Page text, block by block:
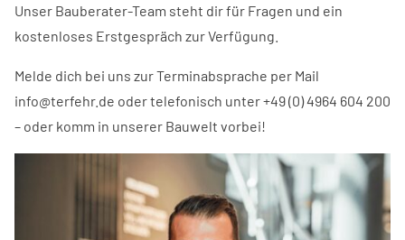
Unser Bauberater-Team steht dir für Fragen und ein
kostenloses Erstgespräch zur Verfügung.
Melde dich bei uns zur Terminabsprache per Mail
info@terfehr.de oder telefonisch unter +49 (0) 4964 604 200
– oder komm in unserer Bauwelt vorbei!